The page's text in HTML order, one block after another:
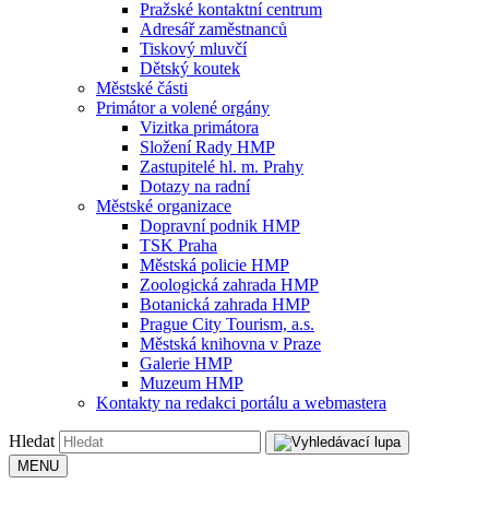
Pražské kontaktní centrum
Adresář zaměstnanců
Tiskový mluvčí
Dětský koutek
Městské části
Primátor a volené orgány
Vizitka primátora
Složení Rady HMP
Zastupitelé hl. m. Prahy
Dotazy na radní
Městské organizace
Dopravní podnik HMP
TSK Praha
Městská policie HMP
Zoologická zahrada HMP
Botanická zahrada HMP
Prague City Tourism, a.s.
Městská knihovna v Praze
Galerie HMP
Muzeum HMP
Kontakty na redakci portálu a webmastera
Hledat
MENU